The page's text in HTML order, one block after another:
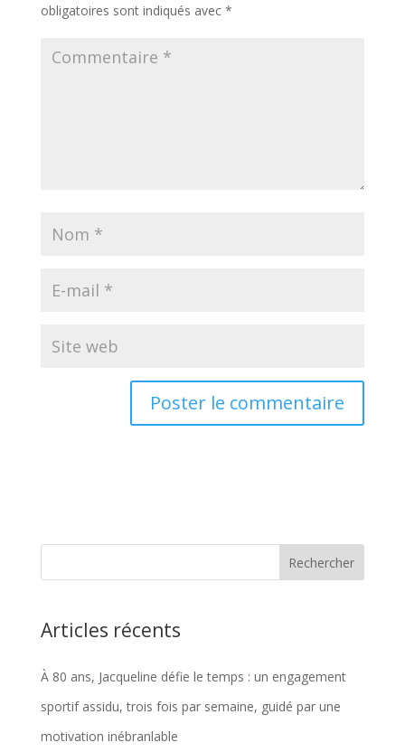
obligatoires sont indiqués avec *
Articles récents
À 80 ans, Jacqueline défie le temps : un engagement
sportif assidu, trois fois par semaine, guidé par une
motivation inébranlable